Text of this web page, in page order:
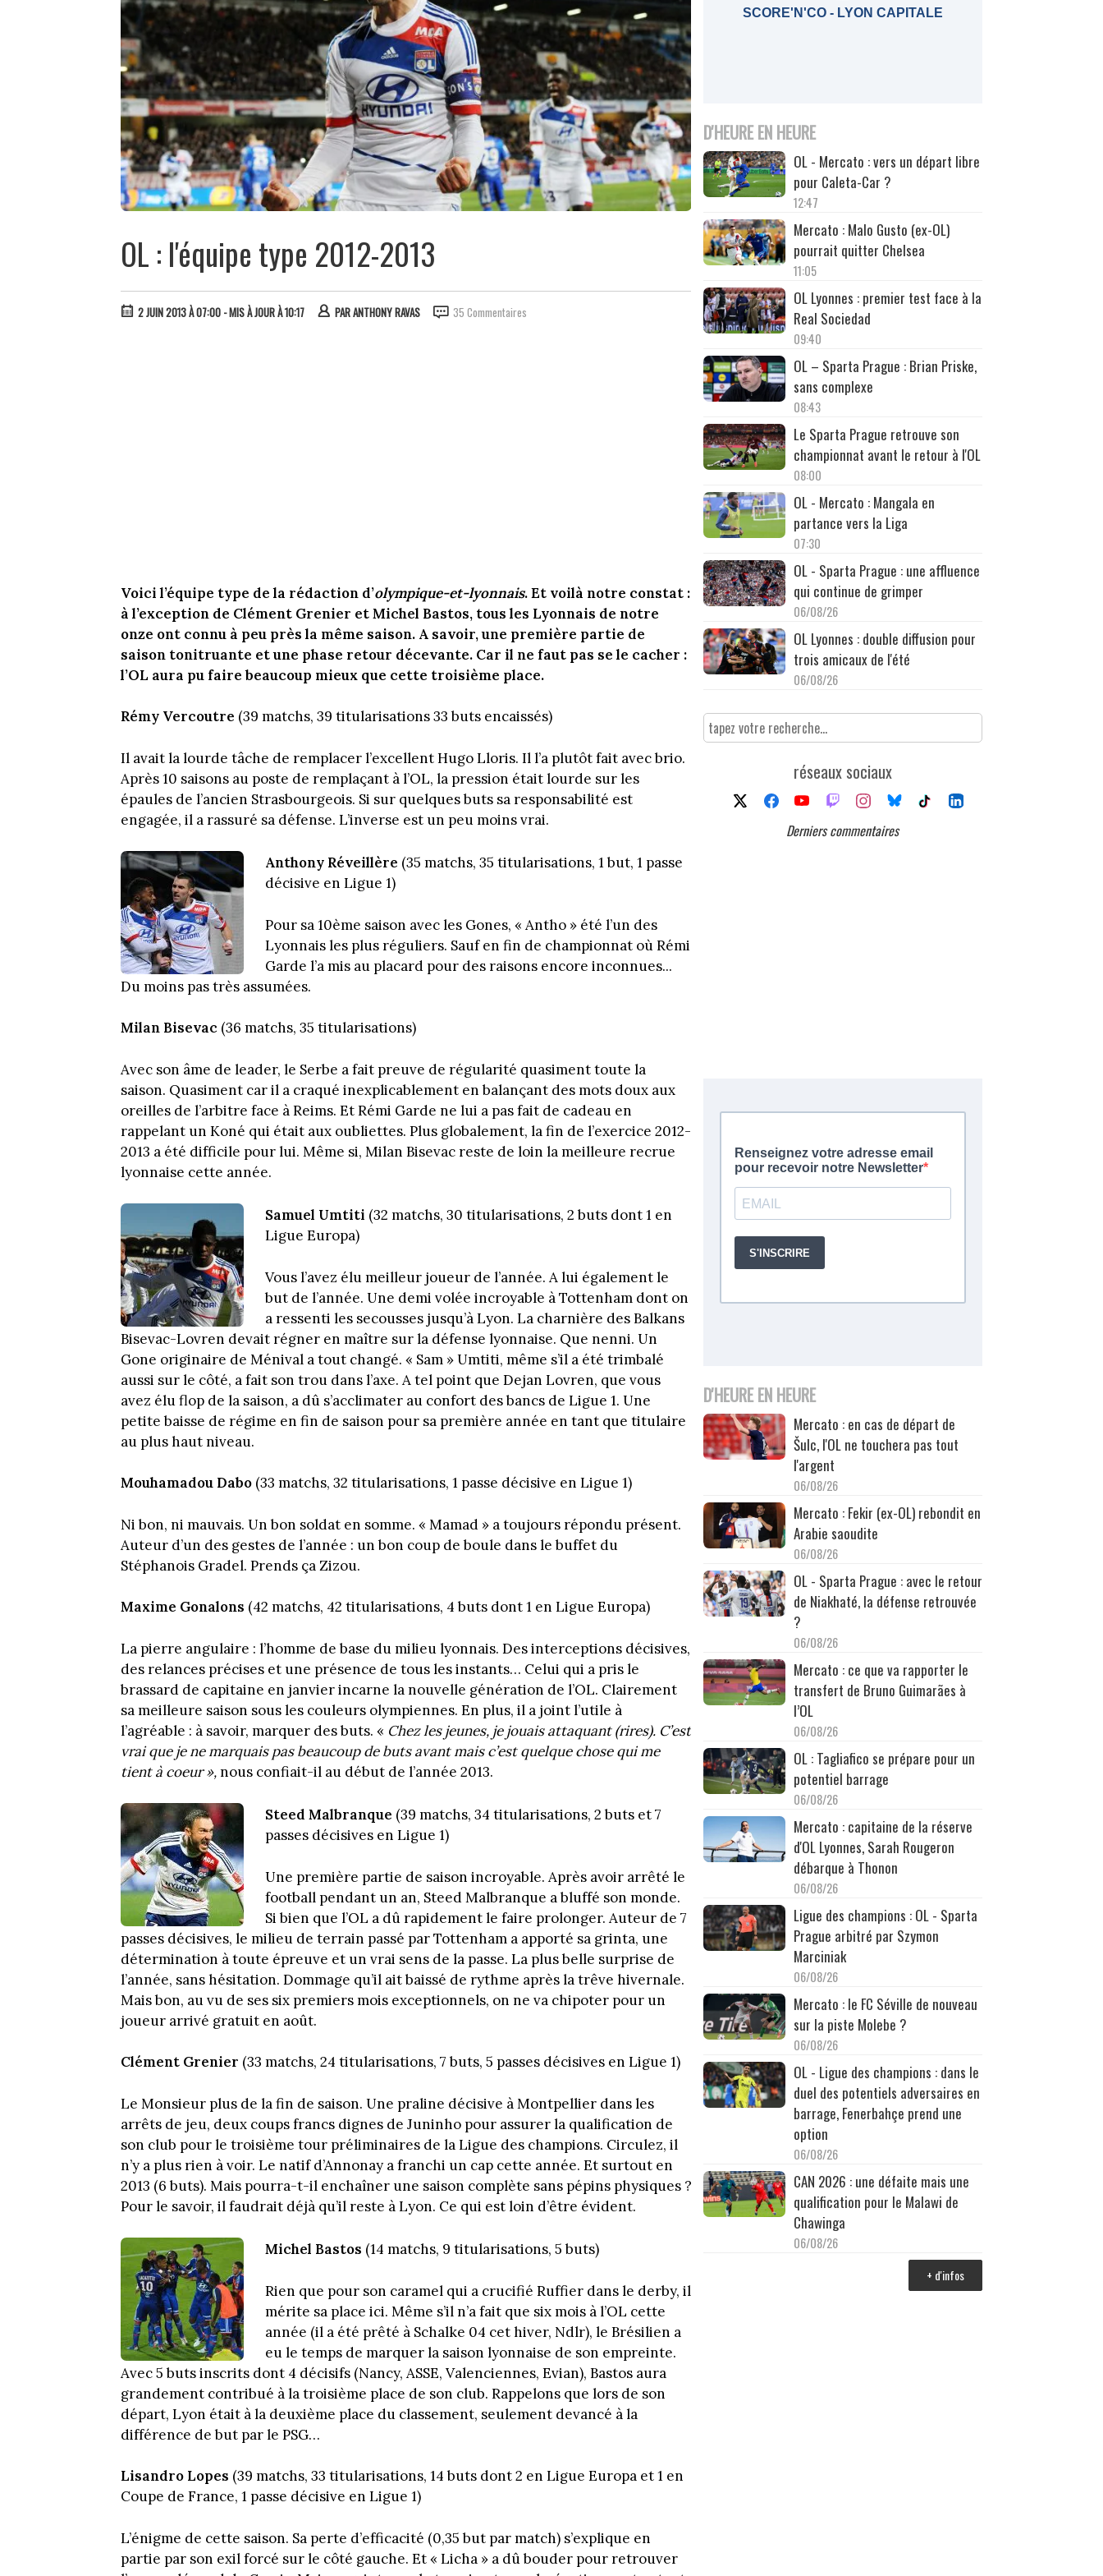
OL : l'équipe type 2012-2013
2 JUIN 2013 À 07:00 - MIS À JOUR À 10:17 PARANTHONY RAVAS 35 Commentaires
Voici l’équipe type de la rédaction d’olympique-et-lyonnais. Et voilà notre constat :
à l’exception de Clément Grenier et Michel Bastos, tous les Lyonnais de notre
onze ont connu à peu près la même saison. A savoir, une première partie de
saison tonitruante et une phase retour décevante. Car il ne faut pas se le cacher :
l’OL aura pu faire beaucoup mieux que cette troisième place.
Rémy Vercoutre (39 matchs, 39 titularisations 33 buts encaissés)
Il avait la lourde tâche de remplacer l’excellent Hugo Lloris. Il l’a plutôt fait avec brio.
Après 10 saisons au poste de remplaçant à l’OL, la pression était lourde sur les
épaules de l’ancien Strasbourgeois. Si sur quelques buts sa responsabilité est
engagée, il a rassuré sa défense. L’inverse est un peu moins vrai.
Anthony Réveillère (35 matchs, 35 titularisations, 1 but, 1 passe
décisive en Ligue 1)
Pour sa 10ème saison avec les Gones, « Antho » été l’un des
Lyonnais les plus réguliers. Sauf en fin de championnat où Rémi
Garde l’a mis au placard pour des raisons encore inconnues...
Du moins pas très assumées.
Milan Bisevac (36 matchs, 35 titularisations)
Avec son âme de leader, le Serbe a fait preuve de régularité quasiment toute la
saison. Quasiment car il a craqué inexplicablement en balançant des mots doux aux
oreilles de l’arbitre face à Reims. Et Rémi Garde ne lui a pas fait de cadeau en
rappelant un Koné qui était aux oubliettes. Plus globalement, la fin de l’exercice 2012-
2013 a été difficile pour lui. Même si, Milan Bisevac reste de loin la meilleure recrue
lyonnaise cette année.
Samuel Umtiti (32 matchs, 30 titularisations, 2 buts dont 1 en
Ligue Europa)
Vous l’avez élu meilleur joueur de l’année. A lui également le
but de l’année. Une demi volée incroyable à Tottenham dont on
a ressenti les secousses jusqu’à Lyon. La charnière des Balkans
Bisevac-Lovren devait régner en maître sur la défense lyonnaise. Que nenni. Un
Gone originaire de Ménival a tout changé. « Sam » Umtiti, même s’il a été trimbalé
aussi sur le côté, a fait son trou dans l’axe. A tel point que Dejan Lovren, que vous
avez élu flop de la saison, a dû s’acclimater au confort des bancs de Ligue 1. Une
petite baisse de régime en fin de saison pour sa première année en tant que titulaire
au plus haut niveau.
Mouhamadou Dabo (33 matchs, 32 titularisations, 1 passe décisive en Ligue 1)
Ni bon, ni mauvais. Un bon soldat en somme. « Mamad » a toujours répondu présent.
Auteur d’un des gestes de l’année : un bon coup de boule dans le buffet du
Stéphanois Gradel. Prends ça Zizou.
Maxime Gonalons (42 matchs, 42 titularisations, 4 buts dont 1 en Ligue Europa)
La pierre angulaire : l’homme de base du milieu lyonnais. Des interceptions décisives,
des relances précises et une présence de tous les instants… Celui qui a pris le
brassard de capitaine en janvier incarne la nouvelle génération de l’OL. Clairement
sa meilleure saison sous les couleurs olympiennes. En plus, il a joint l’utile à
l’agréable : à savoir, marquer des buts. « Chez les jeunes, je jouais attaquant (rires). C’est
vrai que je ne marquais pas beaucoup de buts avant mais c’est quelque chose qui me
tient à coeur »,nous confiait-il au début de l’année 2013.
Steed Malbranque (39 matchs, 34 titularisations, 2 buts et 7
passes décisives en Ligue 1)
Une première partie de saison incroyable. Après avoir arrêté le
football pendant un an, Steed Malbranque a bluffé son monde.
Si bien que l’OL a dû rapidement le faire prolonger. Auteur de 7
passes décisives, le milieu de terrain passé par Tottenham a apporté sa grinta, une
détermination à toute épreuve et un vrai sens de la passe. La plus belle surprise de
l’année, sans hésitation. Dommage qu’il ait baissé de rythme après la trêve hivernale.
Mais bon, au vu de ses six premiers mois exceptionnels, on ne va chipoter pour un
joueur arrivé gratuit en août.
Clément Grenier (33 matchs, 24 titularisations, 7 buts, 5 passes décisives en Ligue 1)
Le Monsieur plus de la fin de saison. Une praline décisive à Montpellier dans les
arrêts de jeu, deux coups francs dignes de Juninho pour assurer la qualification de
son club pour le troisième tour préliminaires de la Ligue des champions. Circulez, il
n’y a plus rien à voir. Le natif d’Annonay a franchi un cap cette année. Et surtout en
2013 (6 buts). Mais pourra-t-il enchaîner une saison complète sans pépins physiques ?
Pour le savoir, il faudrait déjà qu’il reste à Lyon. Ce qui est loin d’être évident.
Michel Bastos (14 matchs, 9 titularisations, 5 buts)
Rien que pour son caramel qui a crucifié Ruffier dans le derby, il
mérite sa place ici. Même s’il n’a fait que six mois à l’OL cette
année (il a été prêté à Schalke 04 cet hiver, Ndlr), le Brésilien a
eu le temps de marquer la saison lyonnaise de son empreinte.
Avec 5 buts inscrits dont 4 décisifs (Nancy, ASSE, Valenciennes, Evian), Bastos aura
grandement contribué à la troisième place de son club. Rappelons que lors de son
départ, Lyon était à la deuxième place du classement, seulement devancé à la
différence de but par le PSG…
Lisandro Lopes (39 matchs, 33 titularisations, 14 buts dont 2 en Ligue Europa et 1 en
Coupe de France, 1 passe décisive en Ligue 1)
L’énigme de cette saison. Sa perte d’efficacité (0,35 but par match) s’explique en
partie par son exil forcé sur le côté gauche. Et « Licha » a dû bouder pour retrouver
SCORE'N'CO - LYON CAPITALE
D'HEURE EN HEURE
OL - Mercato : vers un départ libre
pour Caleta-Car ?
12:47
Mercato : Malo Gusto (ex-OL)
pourrait quitter Chelsea
11:05
OL Lyonnes : premier test face à la
Real Sociedad
09:40
OL – Sparta Prague : Brian Priske,
sans complexe
08:43
Le Sparta Prague retrouve son
championnat avant le retour à l'OL
08:00
OL - Mercato : Mangala en
partance vers la Liga
07:30
OL - Sparta Prague : une affluence
qui continue de grimper
06/08/26
OL Lyonnes : double diffusion pour
trois amicaux de l'été
06/08/26
réseaux sociaux
Derniers commentaires
D'HEURE EN HEURE
Mercato : en cas de départ de
Šulc, l'OL ne touchera pas tout
l'argent
06/08/26
Mercato : Fekir (ex-OL) rebondit en
Arabie saoudite
06/08/26
OL - Sparta Prague : avec le retour
de Niakhaté, la défense retrouvée
?
06/08/26
Mercato : ce que va rapporter le
transfert de Bruno Guimarães à
l’OL
06/08/26
OL : Tagliafico se prépare pour un
potentiel barrage
06/08/26
Mercato : capitaine de la réserve
d'OL Lyonnes, Sarah Rougeron
débarque à Thonon
06/08/26
Ligue des champions : OL - Sparta
Prague arbitré par Szymon
Marciniak
06/08/26
Mercato : le FC Séville de nouveau
sur la piste Molebe ?
06/08/26
OL - Ligue des champions : dans le
duel des potentiels adversaires en
barrage, Fenerbahçe prend une
option
06/08/26
CAN 2026 : une défaite mais une
qualification pour le Malawi de
Chawinga
06/08/26
+ d'infos